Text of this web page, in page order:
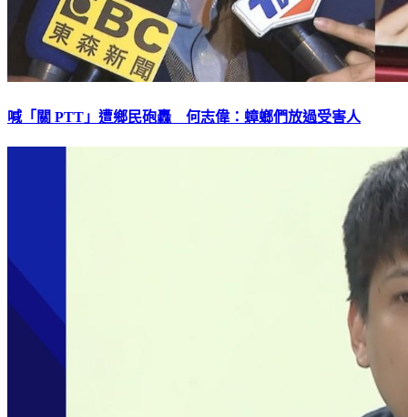
喊「關 PTT」遭鄉民砲轟 何志偉：蟑螂們放過受害人